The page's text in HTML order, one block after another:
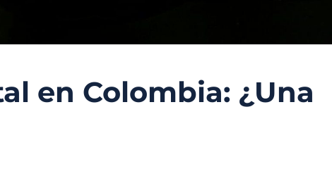
en Colombia: ¿Una